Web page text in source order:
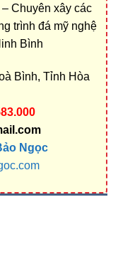
Chuyên xây các
trình đá mỹ nghệ
Bình
Bình, Tỉnh Hòa
Ngọc